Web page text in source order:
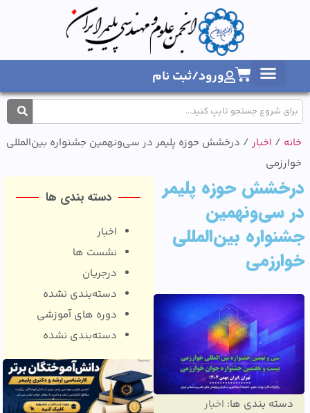
ورود/ثبت نام
/اخبار / درخشش حوزه پلیمر در سی‌ونهمین جشنواره بین‌المللی
حوزه پلیمر
سی‌ونهمین
بین‌المللی
بندی ها:اخبار
دسته بندی ها
اخبار
نشست ها
درجریان
دسته‌بندی نشده
دوره های آموزشی
دسته‌بندی نشده